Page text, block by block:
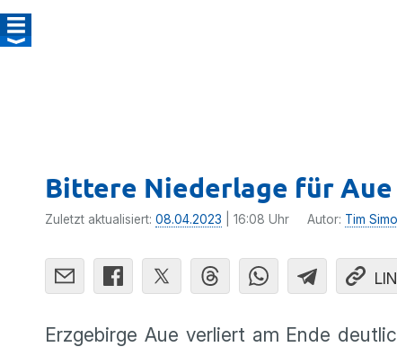
Bittere Niederlage für Aue
Zuletzt aktualisiert: 08.04.2023 | 16:08 Uhr Autor: Tim
Erzgebirge Aue verliert am Ende